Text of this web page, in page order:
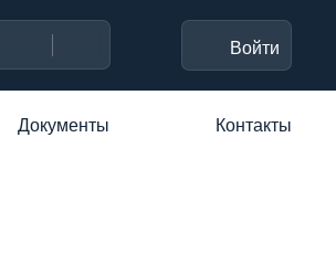
Войти
Документы Контакты